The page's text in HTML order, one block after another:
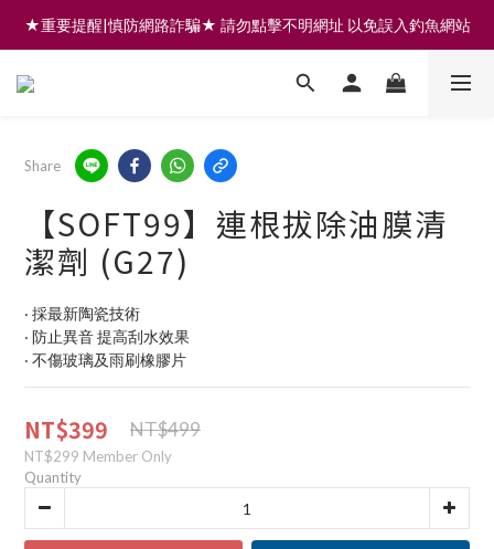
註冊會員享200元購物金 | 全館滿999免運 | 可門市取貨/安裝
★重要提醒|慎防網路詐騙★ 請勿點擊不明網址 以免誤入釣魚網站
註冊會員享200元購物金 | 全館滿999免運 | 可門市取貨/安裝
Share
【SOFT99】連根拔除油膜清
潔劑 (G27)
‧ 採最新陶瓷技術
‧ 防止異音 提高刮水效果
‧ 不傷玻璃及雨刷橡膠片
NT$399 NT$499
NT$299 Member Only
Quantity